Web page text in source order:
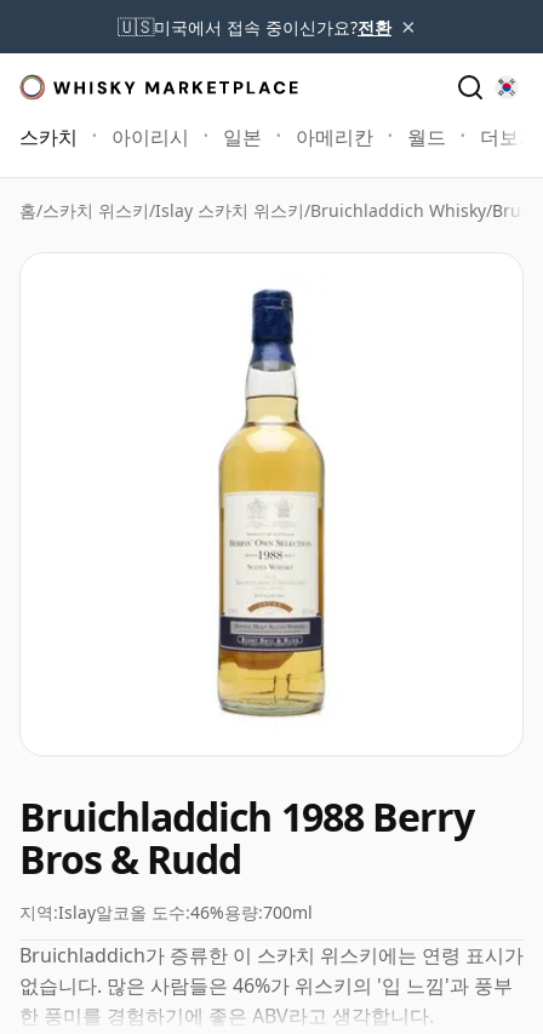
🇺🇸미국에서 접속 중이신가요?전환 ×
스카치 아이리시 일본 아메리칸 월드 더보기
홈/스카치 위스키/Islay 스카치 위스키/Bruichladdich Whisky/
Bruichladdich 1988 Berry
Bros & Rudd
지역:Islay알코올 도수:46%용량:700ml
Bruichladdich가 증류한 이 스카치 위스키에는 연령 표시가
없습니다. 많은 사람들은 46%가 위스키의 '입 느낌'과 풍부
한 풍미를 경험하기에 좋은 ABV라고 생각합니다.